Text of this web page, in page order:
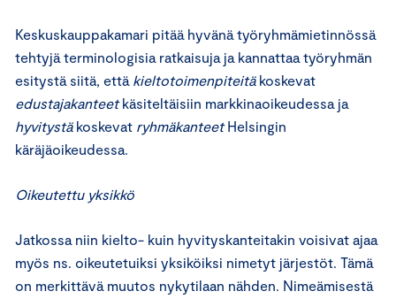
Keskuskauppakamari pitää hyvänä työryhmämietinnössä
tehtyjä terminologisia ratkaisuja ja kannattaa työryhmän
esitystä siitä, että kieltotoimenpiteitäkoskevat
edustajakanteetkäsiteltäisiin markkinaoikeudessa ja
hyvitystäkoskevat ryhmäkanteetHelsingin
käräjäoikeudessa.
Oikeutettu yksikkö
Jatkossa niin kielto- kuin hyvityskanteitakin voisivat ajaa
myös ns. oikeutetuiksi yksiköiksi nimetyt järjestöt. Tämä
on merkittävä muutos nykytilaan nähden. Nimeämisestä